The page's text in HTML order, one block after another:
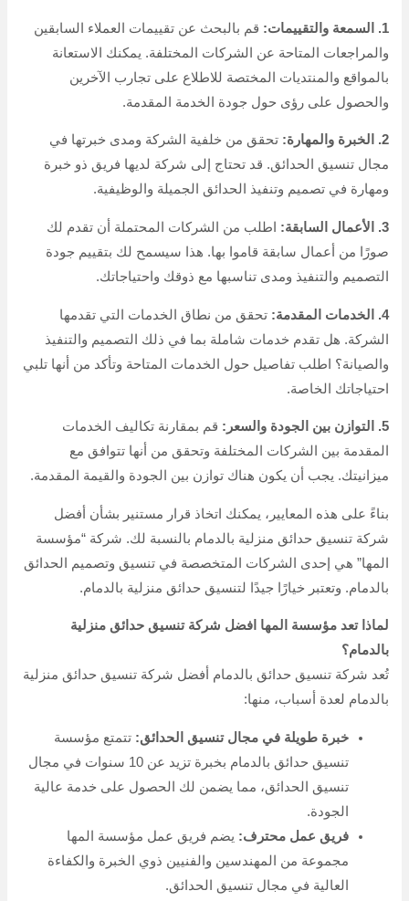
1. السمعة والتقييمات:
قم بالبحث عن تقييمات العملاء السابقين
والمراجعات المتاحة عن الشركات المختلفة. يمكنك الاستعانة
بالمواقع والمنتديات المختصة للاطلاع على تجارب الآخرين
والحصول على رؤى حول جودة الخدمة المقدمة.
2. الخبرة والمهارة:
تحقق من خلفية الشركة ومدى خبرتها في
مجال تنسيق الحدائق. قد تحتاج إلى شركة لديها فريق ذو خبرة
ومهارة في تصميم وتنفيذ الحدائق الجميلة والوظيفية.
3. الأعمال السابقة:
اطلب من الشركات المحتملة أن تقدم لك
صورًا من أعمال سابقة قاموا بها. هذا سيسمح لك بتقييم جودة
التصميم والتنفيذ ومدى تناسبها مع ذوقك واحتياجاتك.
4. الخدمات المقدمة:
تحقق من نطاق الخدمات التي تقدمها
الشركة. هل تقدم خدمات شاملة بما في ذلك التصميم والتنفيذ
والصيانة؟ اطلب تفاصيل حول الخدمات المتاحة وتأكد من أنها تلبي
احتياجاتك الخاصة.
5. التوازن بين الجودة والسعر:
قم بمقارنة تكاليف الخدمات
المقدمة بين الشركات المختلفة وتحقق من أنها تتوافق مع
ميزانيتك. يجب أن يكون هناك توازن بين الجودة والقيمة المقدمة.
بناءً على هذه المعايير، يمكنك اتخاذ قرار مستنير بشأن أفضل
شركة تنسيق حدائق منزلية بالدمام بالنسبة لك. شركة “مؤسسة
المها” هي إحدى الشركات المتخصصة في تنسيق وتصميم الحدائق
بالدمام. وتعتبر خيارًا جيدًا لتنسيق حدائق منزلية بالدمام.
لماذا تعد مؤسسة المها افضل شركة تنسيق حدائق منزلية
بالدمام؟
تُعد شركة تنسيق حدائق بالدمام أفضل شركة تنسيق حدائق منزلية
بالدمام لعدة أسباب، منها:
خبرة طويلة في مجال تنسيق الحدائق:تتمتع مؤسسة
تنسيق حدائق بالدمام بخبرة تزيد عن 10 سنوات في مجال
تنسيق الحدائق، مما يضمن لك الحصول على خدمة عالية
الجودة.
فريق عمل محترف: يضم فريق عمل مؤسسة المها
مجموعة من المهندسين والفنيين ذوي الخبرة والكفاءة
العالية في مجال تنسيق الحدائق.